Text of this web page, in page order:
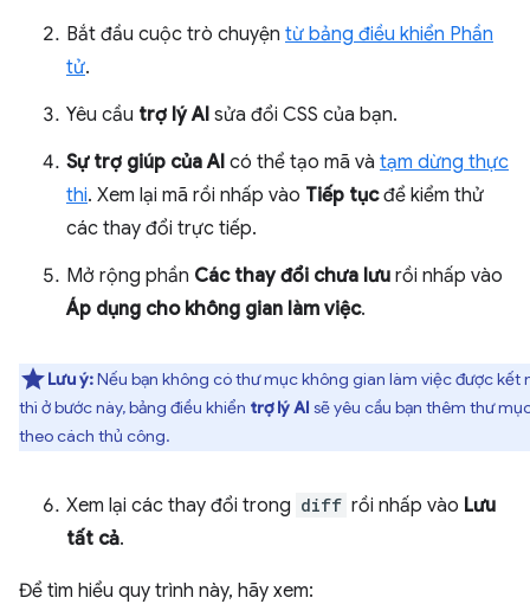
Bắt đầu cuộc trò chuyện từ bảng điều khiển Phần
tử.
Yêu cầu trợ lý AI sửa đổi CSS của bạn.
Sự trợ giúp của AI có thể tạo mã và tạm dừng thực
thi. Xem lại mã rồi nhấp vào Tiếp tụcđể kiểm thử
các thay đổi trực tiếp.
Mở rộng phần Các thay đổi chưa lưu rồi nhấp vào
Áp dụng cho không gian làm việc.
Lưu ý:Nếu bạn không có thư mục không gian làm việc được kết
thì ở bước này, bảng điều khiển trợ lý AI sẽ yêu cầu bạn thêm thư
theo cách thủ công.
Xem lại các thay đổi trong diff rồi nhấp vào Lưu
tất cả.
Để tìm hiểu quy trình này, hãy xem: